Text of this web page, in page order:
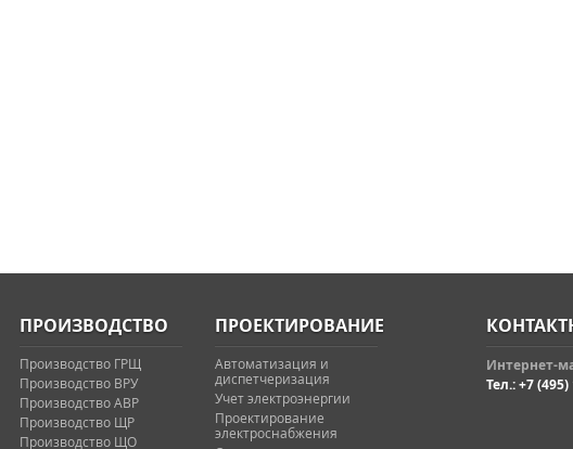
ПРОИЗВОДСТВО
Производство ГРЩ
Производство ВРУ
Производство АВР
Производство ЩР
Производство ЩО
ПРОЕКТИРОВАНИЕ
Автоматизация и
диспетчеризация
Учет электроэнергии
Проектирование
электроснабжения
Интернет-
Тел.: +7